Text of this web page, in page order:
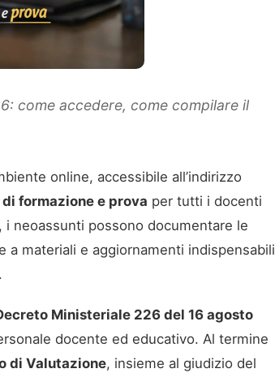
come accedere, come compilare il
online, accessibile all’indirizzo
di formazione e prova per tutti i docenti
neoassunti possono documentare le
a materiali e aggiornamenti indispensabili
Ministeriale 226 del 16 agosto
docente ed educativo. Al termine
di Valutazione, insieme al giudizio del